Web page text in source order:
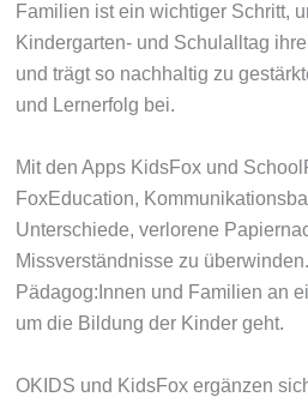
Familien ist ein wichtiger Schritt,
Kindergarten- und Schulalltag
und trägt so nachhaltig zu
und Lernerfolg bei.
Mit den Apps KidsFox und
FoxEducation,
Unterschiede, verlorene
Missverständnisse zu
Pädagog:Innen und Familien an
um die Bildung der Kinder geht.
OKIDS und KidsFox ergänzen